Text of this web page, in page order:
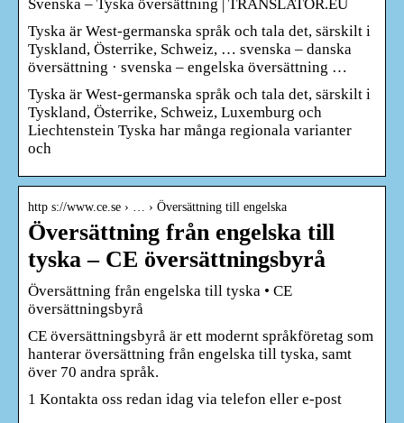
Svenska – Tyska översättning | TRANSLATOR.EU
Tyska är West-germanska språk och tala det, särskilt i
Tyskland, Österrike, Schweiz, … svenska – danska
översättning · svenska – engelska översättning …
Tyska är West-germanska språk och tala det, särskilt i
Tyskland, Österrike, Schweiz, Luxemburg och
Liechtenstein Tyska har många regionala varianter
och
http s://www.ce.se › … › Översättning till engelska
Översättning från engelska till
tyska – CE översättningsbyrå
Översättning från engelska till tyska • CE
översättningsbyrå
CE översättningsbyrå är ett modernt språkföretag som
hanterar översättning från engelska till tyska, samt
över 70 andra språk.
1 Kontakta oss redan idag via telefon eller e-post